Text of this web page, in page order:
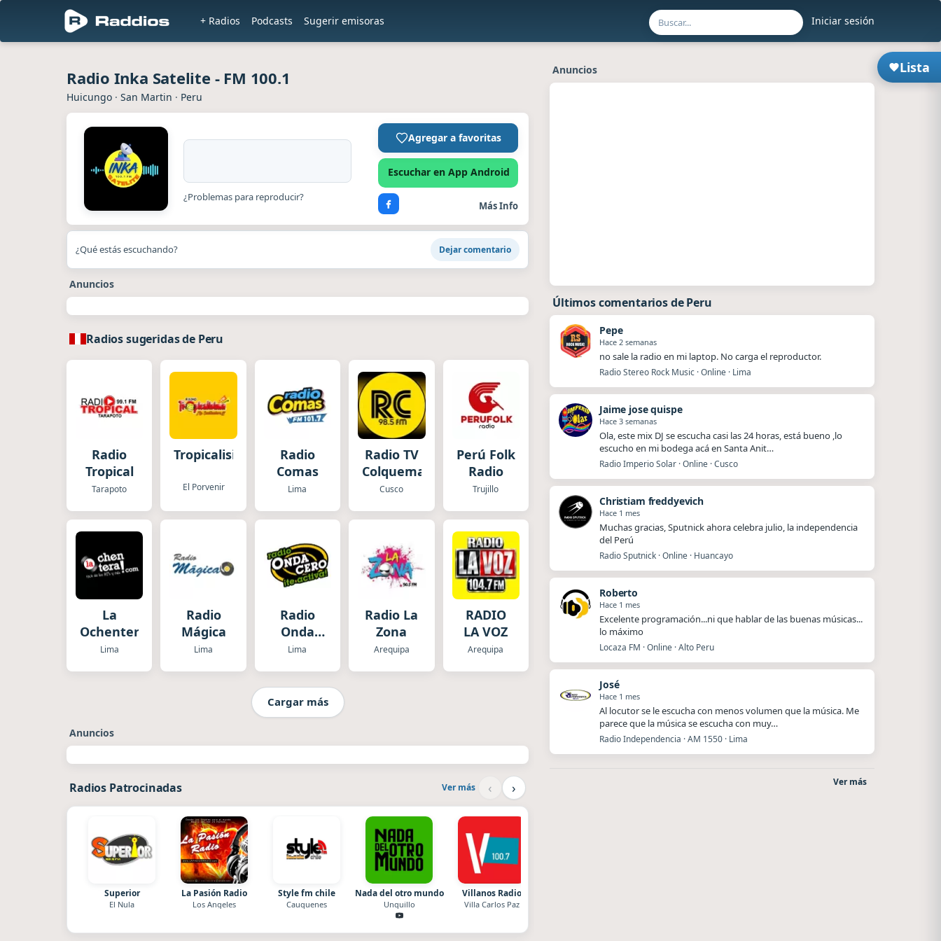
Iniciar sesión
+ Radios Podcasts Sugerir emisoras
Lista
Radio Inka Satelite - FM 100.1
Huicungo · San Martin · Peru
¿Problemas para reproducir?
Agregar a favoritas
Escuchar en App Android
Más Info
¿Qué estás escuchando? Dejar comentario
Anuncios
Radios sugeridas de Peru
Radio
Tropical
Tarapoto
Tropicalisima
El Porvenir
Radio
Comas
Lima
Radio TV
Colquemarca
Cusco
Perú Folk
Radio
Trujillo
La
Ochentera
Lima
Radio
Mágica
Lima
Radio
Onda
Cero
Lima
Radio La
Zona
Arequipa
RADIO
LA VOZ
Arequipa
Cargar más
Anuncios
Radios Patrocinadas Ver más ‹ ›
Superior
El Nula
La Pasión Radio
Los Angeles
Style fm chile
Cauquenes
Nada del otro mundo
Unquillo
Villanos Radio
Villa Carlos Paz
Anuncios
Últimos comentarios de Peru
Pepe
Hace 2 semanas
no sale la radio en mi laptop. No carga el reproductor.
Radio Stereo Rock Music · Online · Lima
Jaime jose quispe
Hace 3 semanas
Ola, este mix DJ se escucha casi las 24 horas, está bueno ,lo
escucho en mi bodega acá en Santa Anit…
Radio Imperio Solar · Online · Cusco
Christiam freddyevich
Hace 1 mes
Muchas gracias, Sputnick ahora celebra julio, la independencia
del Perú
Radio Sputnick · Online · Huancayo
Roberto
Hace 1 mes
Excelente programación...ni que hablar de las buenas músicas...
lo máximo
Locaza FM · Online · Alto Peru
José
Hace 1 mes
Al locutor se le escucha con menos volumen que la música. Me
parece que la música se escucha con muy…
Radio Independencia · AM 1550 · Lima
Ver más